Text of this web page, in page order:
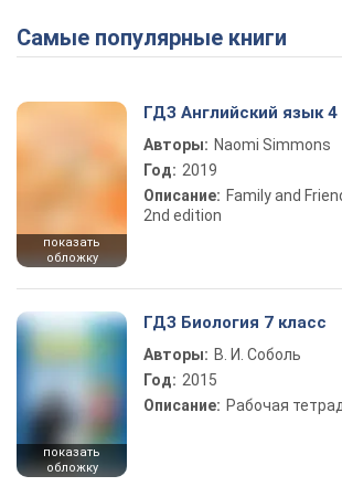
Play
Самые популярные книги
показать
обложку
ГДЗ Английский язык 4
Авторы: Naomi Simmons
Год: 2019
Описание: Family and
2nd edition
показать
обложку
ГДЗ Биология 7 класс
Авторы: В. И. Соболь
Год: 2015
Описание: Рабочая